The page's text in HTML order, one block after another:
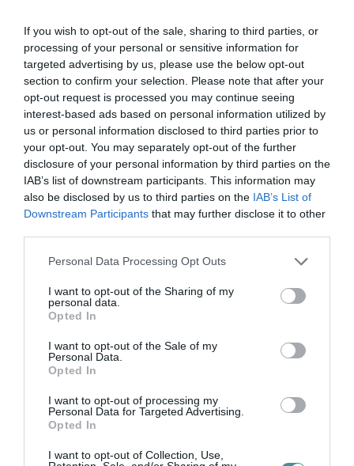
If you wish to opt-out of the sale, sharing to third parties, or
processing of your personal or sensitive information for
targeted advertising by us, please use the below opt-out
section to confirm your selection. Please note that after your
opt-out request is processed you may continue seeing
interest-based ads based on personal information utilized by
us or personal information disclosed to third parties prior to
your opt-out. You may separately opt-out of the further
disclosure of your personal information by third parties on the
IAB’s list of downstream participants. This information may
also be disclosed by us to third parties on the IAB’s List of
Downstream Participants that may further disclose it to other
Please note that this website/app uses one or more Google
not limited to your visit or usage behaviour. You may click to
grant or deny consent to Google and its third-party tags to
use your data for below specified purposes in below Google
consent section.
Personal Data Processing Opt Outs
I want to opt-out of the Sharing of my
personal data.
Opted In
I want to opt-out of the Sale of my
Personal Data.
Opted In
I want to opt-out of processing my
Personal Data for Targeted Advertising.
Opted In
I want to opt-out of Collection, Use,
hiány”. Az egyesület gratulált valamennyi
versenyzőnek és felkészítőiknek az országos
szinten is kiemelkedő teljesítményhez.
Az eredmények jól mutatják, hogy Eger és
térsége továbbra is az akrobatikus rock and
roll egyik hazai fellegvárának számít, ahol a
fiatal sportolók évről évre bizonyítják
tehetségüket a legmagasabb szintű
versenyeken is.
Ne maradjon le a legfrissebb hírekről, kövessen
bennünket az EGRI ÜGYEK Google Hírek oldalán!
VISSZA A FŐOLDALRA